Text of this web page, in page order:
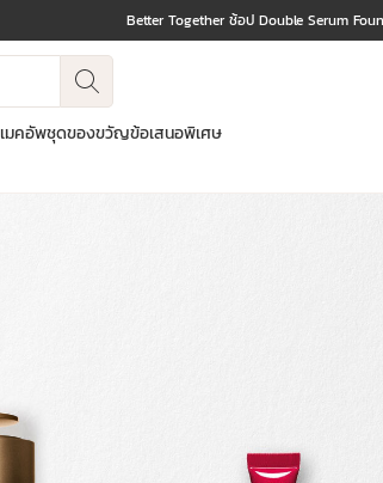
Better Together ช้อป Double Serum
เมคอัพชุดของขวัญข้อเสนอพิเศษ